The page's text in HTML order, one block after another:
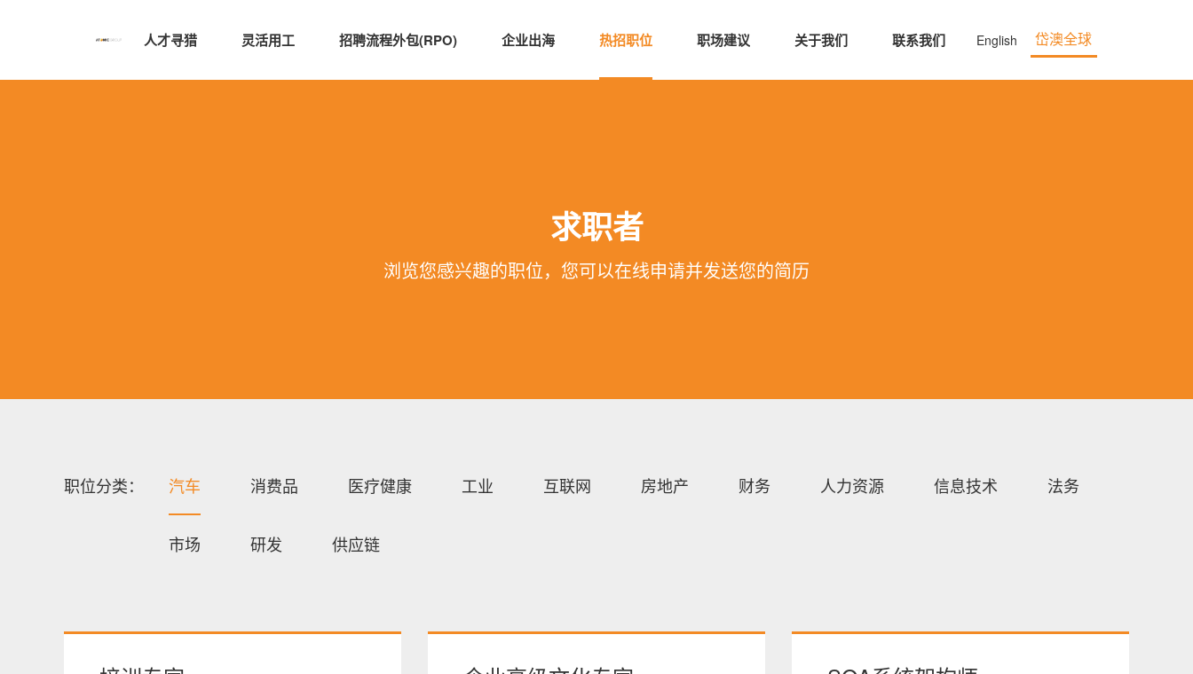
人才寻猎 灵活用工 招聘流程外包(RPO) 企业出海 热招职位 职场建议 关于我们 联系我们 English 岱澳全球
求职者
浏览您感兴趣的职位，您可以在线申请并发送您的简历
职位分类： 汽车 消费品 医疗健康 工业 互联网 房地产 财务 人力资源 信息技术 法务
市场 研发 供应链